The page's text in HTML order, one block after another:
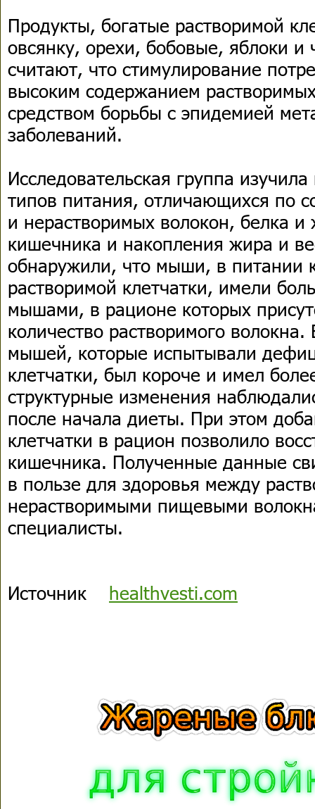
Продукты, богатые растворимой
овсянку, орехи, бобовые, яблоки и
считают, что стимулирование
высоким содержанием
средством борьбы с эпидемией
заболеваний.
Исследовательская группа
типов питания, отличающихся по
и нерастворимых волокон, белка и
кишечника и накопления жира и
обнаружили, что мыши, в питании
растворимой клетчатки, имели
мышами, в рационе которых
количество растворимого
мышей, которые испытывали
клетчатки, был короче и имел
структурные изменения
после начала диеты. При этом
клетчатки в рацион позволило
кишечника. Полученные данные
в пользе для здоровья между
нерастворимыми пищевыми
специалисты.
Источник healthvesti.com